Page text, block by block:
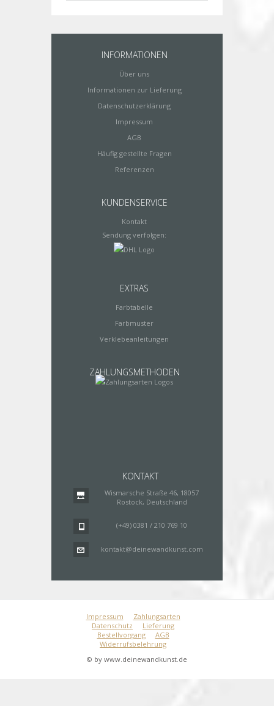
INFORMATIONEN
Über uns
Informationen zur Lieferung
Datenschutzerklärung
Impressum
AGB
Häufig gestellte Fragen
Referenzen
KUNDENSERVICE
Kontakt
Sendung verfolgen:
EXTRAS
Farbtabelle
Farbmuster
Verklebeanleitungen
ZAHLUNGSMETHODEN
KONTAKT
Wismarsche Straße 46, 18057
Rostock, Deutschland
(+49) 0381 / 210 769 10
kontakt@deinewandkunst.com
Impressum
Zahlungsarten
Datenschutz
Lieferung
Bestellvorgang
AGB
Widerrufsbelehrung
© by www.deinewandkunst.de